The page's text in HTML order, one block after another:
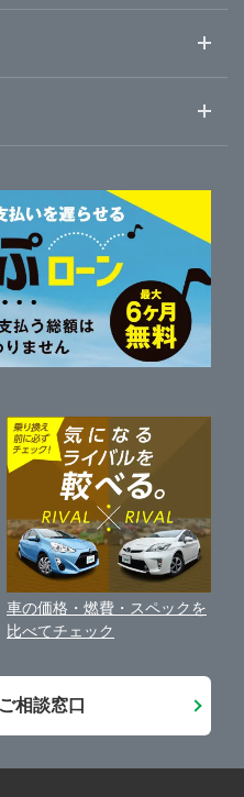
針
車の価格・燃費・スペックを
比べてチェック
相談窓口